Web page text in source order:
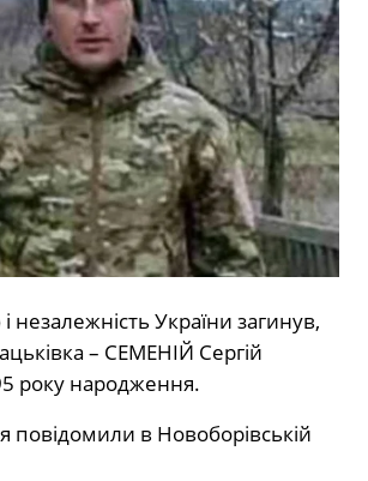
незалежність України загинув,
– СЕМЕНІЙ Сергій
року народження.
повідомили в Новоборівській